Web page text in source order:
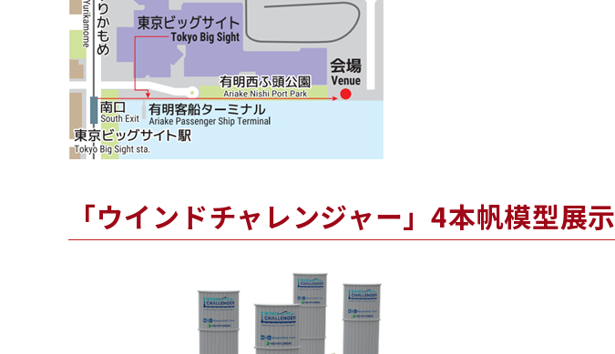
「ウインドチャレンジャー」4本帆模型展示